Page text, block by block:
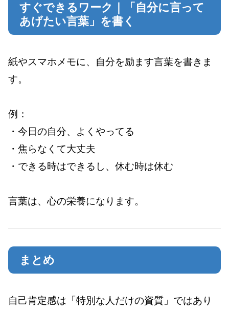
すぐできるワーク｜「自分に言って
あげたい言葉」を書く
紙やスマホメモに、自分を励ます言葉を書きま
す。
例：
・今日の自分、よくやってる
・焦らなくて大丈夫
・できる時はできるし、休む時は休む
言葉は、心の栄養になります。
まとめ
自己肯定感は「特別な人だけの資質」ではあり